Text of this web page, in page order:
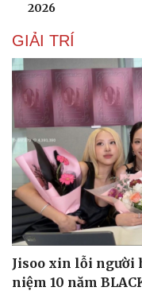
2026
GIẢI TRÍ
Jisoo xin lỗi người
niệm 10 năm